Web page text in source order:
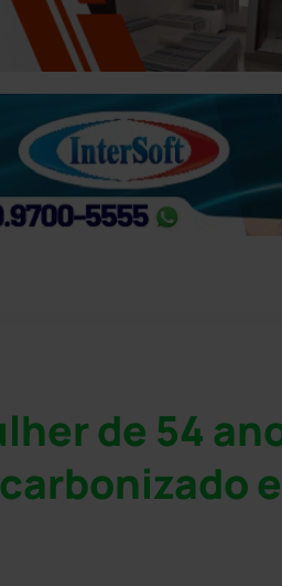
de 54